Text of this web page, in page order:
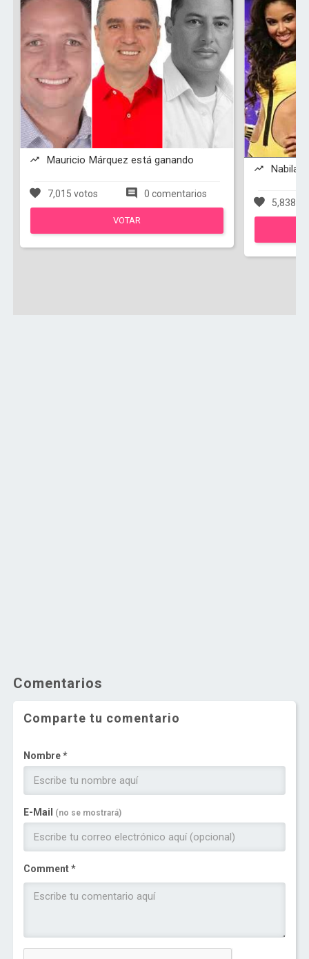
Mauricio Márquez está ganando
7,015 votos 0 comentarios
VOTAR
Nabila
5,838
Comentarios
Comparte tu comentario
Nombre *
E-Mail (no se mostrará)
Comment *